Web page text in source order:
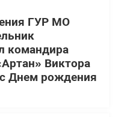
ГУР МО
командира
Виктора
Днем рождения